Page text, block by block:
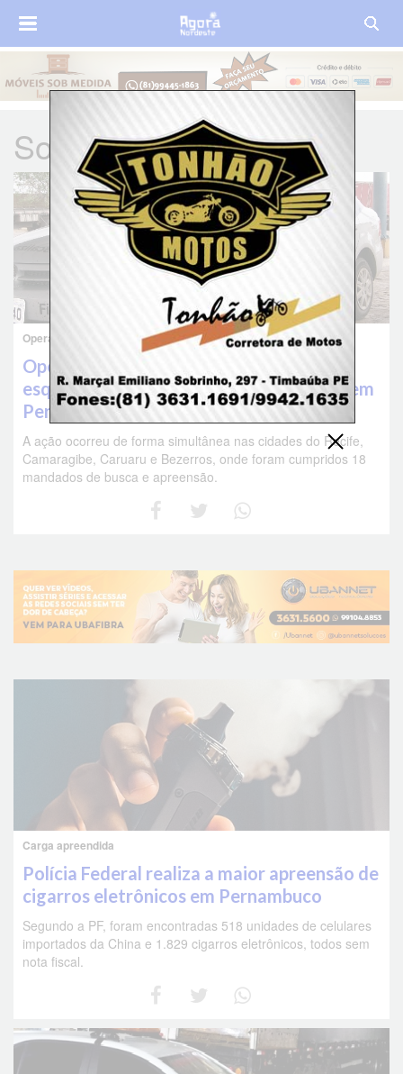
Sonegação fiscal
Operação de combate a sonegação fiscal em PE
Operação ‘Cortina de Fumaça’ mira
esquema milionário de sonegação fiscal em
Pernambuco
A ação ocorreu de forma simultânea nas cidades do Recife,
Camaragibe, Caruaru e Bezerros, onde foram cumpridos 18
mandados de busca e apreensão.
Carga apreendida
Polícia Federal realiza a maior apreensão de
cigarros eletrônicos em Pernambuco
Segundo a PF, foram encontradas 518 unidades de celulares
importados da China e 1.829 cigarros eletrônicos, todos sem
nota fiscal.